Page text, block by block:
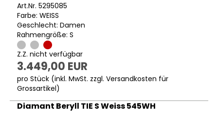
Art.Nr. 5295085
Farbe: WEISS
Geschlecht: Damen
Rahmengröße: S
Z.Z. nicht verfügbar
3.449,00 EUR
pro Stück (inkl. MwSt. zzgl. Versandkosten für
Grossartikel)
Diamant Beryll TIE S Weiss 545WH